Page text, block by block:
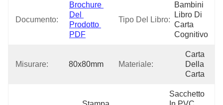
Documento:
Brochure
Del
Prodotto
PDF
Tipo Del Libro:
Bambini
Libro Di
Carta
Cognitivo
Misurare: 80x80mm Materiale:
Carta
Della
Carta
Sacchetto